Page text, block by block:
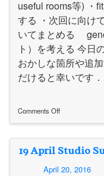
useful rooms等) ・
する ・次回に向け
いてまとめる
ト）を考える 今日
おかしな箇所や追
だけると幸いです
Comments Off
19 April Studio
April 20, 2016